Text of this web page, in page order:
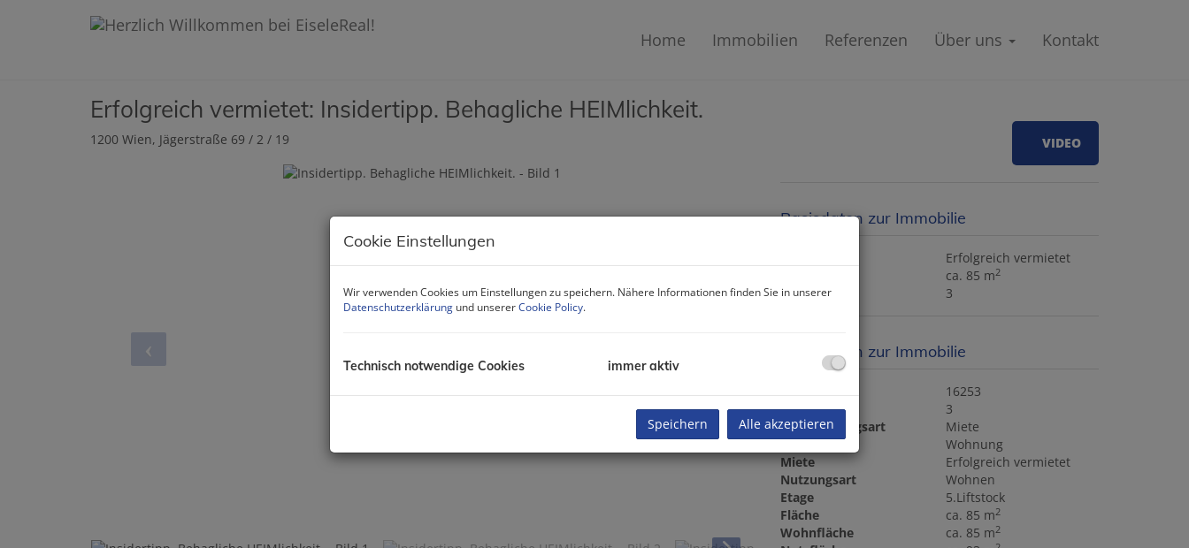
Home Immobilien Referenzen Über uns Kontakt
Erfolgreich vermietet: Insidertipp. Behagliche HEIMlichkeit.
1200 Wien, Jägerstraße 69 / 2 / 19 VIDEO
Basisdaten zur Immobilie
Erfolgreich vermietet
ca. 85 m2
Zimmer 3
Basisdaten zur Immobilie
Objektnr.
16253
Zimmer
3
Vermarktungsart
Miete
Objektart
Wohnung
Miete
Erfolgreich vermietet
Nutzungsart
Wohnen
Etage
5.Liftstock
Fläche
ca. 85 m2
Wohnfläche ca. 85 m2
Cookie Einstellungen
Wir verwenden Cookies um Einstellungen zu speichern. Nähere Informationen finden Sie in unserer
Datenschutzerklärung und unsererCookie Policy.
Technisch notwendige Cookies immer aktiv
Speichern Alle akzeptieren